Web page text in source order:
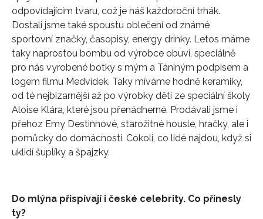
odpovídajícím tvaru, což je náš každoroční trhák.
Dostali jsme také spoustu oblečení od známé
sportovní značky, časopisy, energy drinky. Letos máme
taky naprostou bombu od výrobce obuvi, speciálně
pro nás vyrobené botky s mým a Tániným podpisem a
logem filmu Medvídek. Taky míváme hodně keramiky,
od té nejbizarnější až po výrobky dětí ze speciální školy
Aloise Klára, které jsou přenádherné. Prodávali jsme i
přehoz Emy Destinnové, starožitné housle, hračky, ale i
pomůcky do domácnosti. Cokoli, co lidé najdou, když si
uklidí šuplíky a špajzky.
Do mlýna přispívají i české celebrity. Co přinesly
ty?